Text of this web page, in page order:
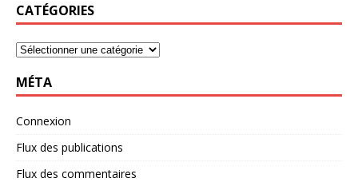
CATÉGORIES
MÉTA
Connexion
Flux des publications
Flux des commentaires